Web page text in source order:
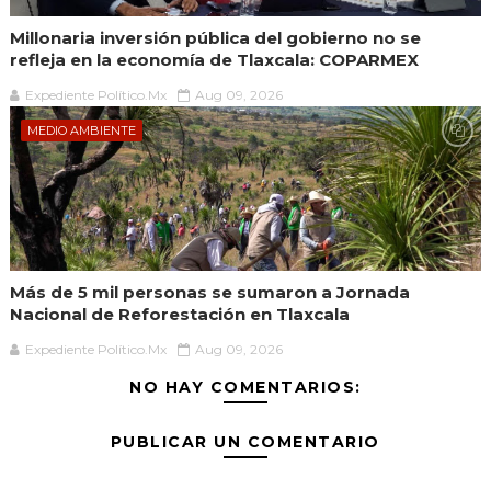
Millonaria inversión pública del gobierno no se
refleja en la economía de Tlaxcala: COPARMEX
Expediente Político.Mx Aug 09, 2026
MEDIO AMBIENTE
Más de 5 mil personas se sumaron a Jornada
Nacional de Reforestación en Tlaxcala
Expediente Político.Mx Aug 09, 2026
NO HAY COMENTARIOS:
PUBLICAR UN COMENTARIO